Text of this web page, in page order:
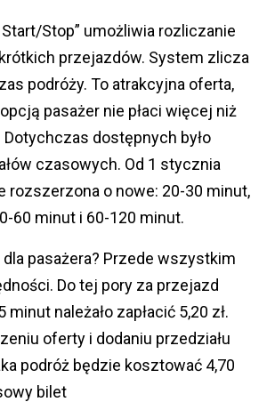
Start/Stop” umożliwia rozliczanie
przejazdów. System zlicza
podróży. To atrakcyjna oferta,
pasażer nie płaci więcej niż
Dotychczas dostępnych było
czasowych. Od 1 stycznia
rozszerzona o nowe: 20-30 minut,
60 minut i 60-120 minut.
pasażera? Przede wszystkim
Do tej pory za przejazd
należało zapłacić 5,20 zł.
oferty i dodaniu przedziału
podróż będzie kosztować 4,70
bilet